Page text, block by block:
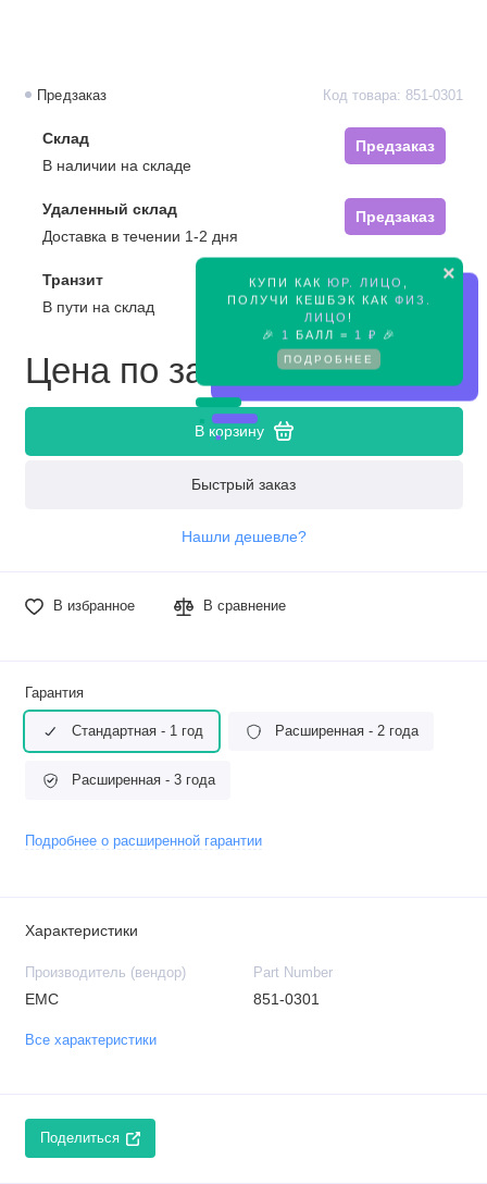
×
КУПИ КАК ЮР. ЛИЦО
ПОЛУЧИ КЕШБЭК КАК ФИЗ.
ЛИЦО !
🎉
1 БАЛЛ = 1 ₽ 🎉
ПОДРОБНЕЕ
Предзаказ Код товара: 851-0301
Склад
Предзаказ
В наличии на складе
Удаленный склад
Предзаказ
Доставка в течении 1-2 дня
Транзит
Предзаказ
В пути на склад
Цена по запросу
В корзину
Быстрый заказ
Нашли дешевле?
В избранное В сравнение
Гарантия
Стандартная - 1 год Расширенная - 2 года
Расширенная - 3 года
Подробнее о расширенной гарантии
Характеристики
Производитель (вендор)
EMC
Part Number
851-0301
Все характеристики
Поделиться